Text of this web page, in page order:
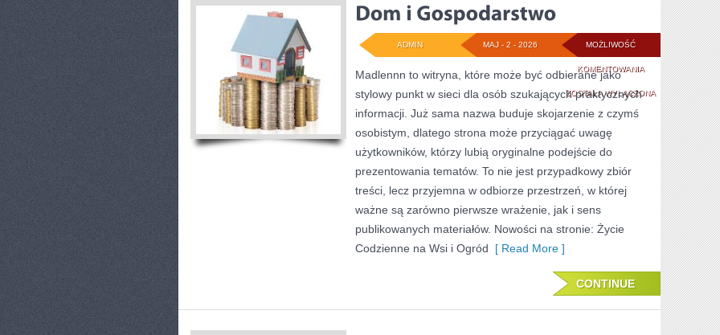
MOŻLIWOŚĆ
KOMENTOWANIADOM
I
GOSPODARSTWO
ZOSTAŁA WYŁĄCZONA
MAJ - 2 - 2026
ADMIN
Madlennn to witryna, które może być odbierane jako
stylowy punkt w sieci dla osób szukających praktycznych
informacji. Już sama nazwa buduje skojarzenie z czymś
osobistym, dlatego strona może przyciągać uwagę
użytkowników, którzy lubią oryginalne podejście do
prezentowania tematów. To nie jest przypadkowy zbiór
treści, lecz przyjemna w odbiorze przestrzeń, w której
ważne są zarówno pierwsze wrażenie, jak i sens
publikowanych materiałów. Nowości na stronie: Życie
Codzienne na Wsi i Ogród [ Read More ]
CONTINUE